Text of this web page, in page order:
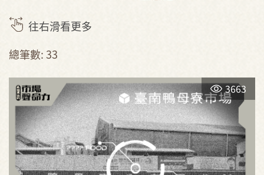
往右滑看更多
總筆數: 33
3663